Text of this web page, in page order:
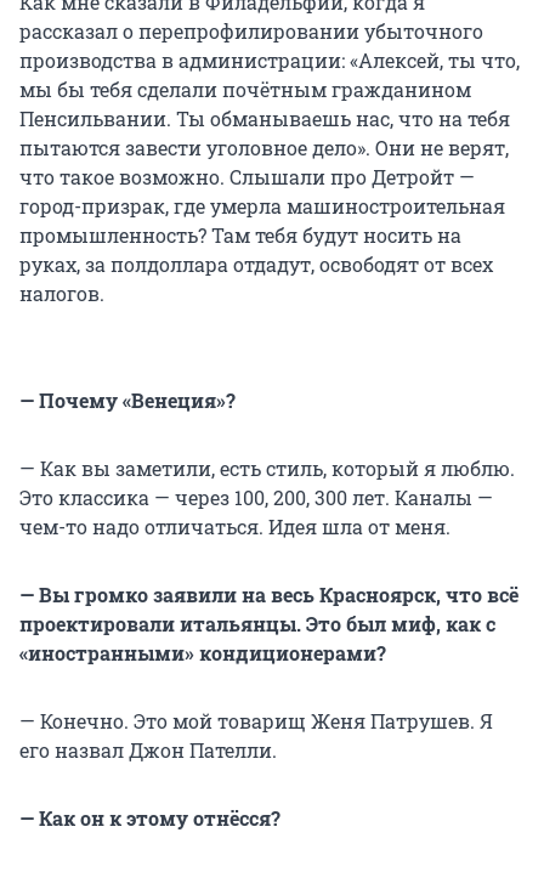
рассказал о перепрофилировании убыточного
производства в администрации: «Алексей, ты что,
мы бы тебя сделали почётным гражданином
Пенсильвании. Ты обманываешь нас, что на тебя
пытаются завести уголовное дело». Они не верят,
что такое возможно. Слышали про Детройт —
город-призрак, где умерла машиностроительная
промышленность? Там тебя будут носить на
руках, за полдоллара отдадут, освободят от всех
налогов.
— Почему «Венеция»?
— Как вы заметили, есть стиль, который я люблю.
Это классика — через 100, 200, 300 лет. Каналы —
чем-то надо отличаться. Идея шла от меня.
— Вы громко заявили на весь Красноярск, что всё
проектировали итальянцы. Это был миф, как с
«иностранными» кондиционерами?
— Конечно. Это мой товарищ Женя Патрушев. Я
его назвал Джон Пателли.
— Как он к этому отнёсся?